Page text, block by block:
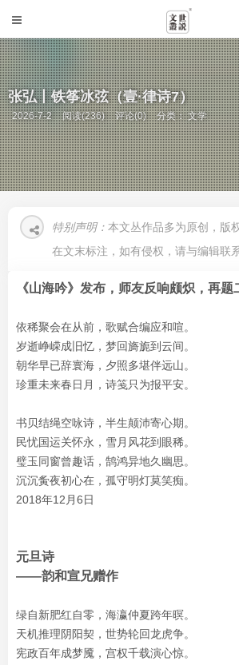
张弘丨铁筝冰弦（壹·律诗7）
2026-7-2 阅读(236) 评论(0) 分类：文学
特别声明： 本文丛作品多为原创，版
在文末标注，如有侵权，请与编辑联系
《山海吟》发布，师友反响颇炽， 再题
依稀聚会在从前，歌赋合编应和喧。
岁逝峥嵘成旧忆，梦回旖旎到云间。
朝华早已辞寰海，夕照多堪伴远山。
珍重未来春日月，诗笺只为报平安。
书贝结绳空咏诗，半生颠沛寄心期。
民忧国运关怀永，雪月风花到眼稀。
璧玉同窗曾趣话，鹄鸿异地久幽思。
沉沉夤夜初心在，孤守明灯莫笑痴。
2018年12月6日
元旦诗
——韵和宣兄赠作
绿自新肥红自零，海瀛仲夏跨年暝。
天机推理阴阳契，世势轮回龙虎争。
宪政百年成梦魇，宫权千载演心惊。